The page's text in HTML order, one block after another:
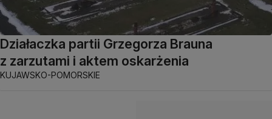
Działaczka partii Grzegorza Brauna
z zarzutami i aktem oskarżenia
KUJAWSKO-POMORSKIE